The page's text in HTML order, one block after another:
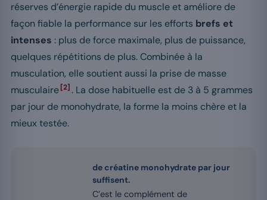
réserves d’énergie rapide du muscle et améliore de
façon fiable la performance sur les efforts brefs et
intenses : plus de force maximale, plus de puissance,
quelques répétitions de plus. Combinée à la
musculation, elle soutient aussi la prise de masse
musculaire[2]. La dose habituelle est de 3 à 5 grammes
par jour de monohydrate, la forme la moins chère et la
mieux testée.
de créatine monohydrate par jour
suffisent.
C’est le complément de